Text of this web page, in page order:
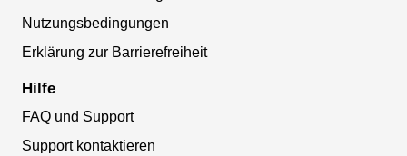
Nutzungsbedingungen
Erklärung zur Barrierefreiheit
Hilfe
FAQ und Support
Support kontaktieren